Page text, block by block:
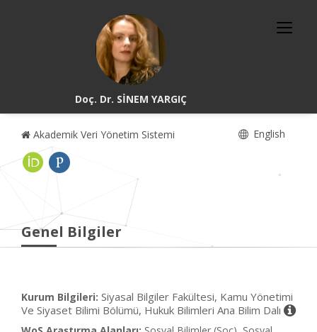
Doç. Dr. SİNEM YARGIÇ
Akademik Veri Yönetim Sistemi English
Genel Bilgiler
Kurum Bilgileri: Siyasal Bilgiler Fakültesi, Kamu Yönetimi
Ve Siyaset Bilimi Bölümü, Hukuk Bilimleri Ana Bilim Dalı